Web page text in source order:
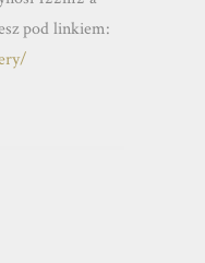
pod linkiem: